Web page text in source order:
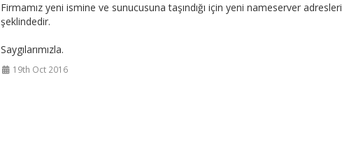
Firmamız yeni ismine ve sunucusuna taşındığı için yeni nameserver adresleri
şeklindedir.
Saygılarımızla.
19th Oct 2016